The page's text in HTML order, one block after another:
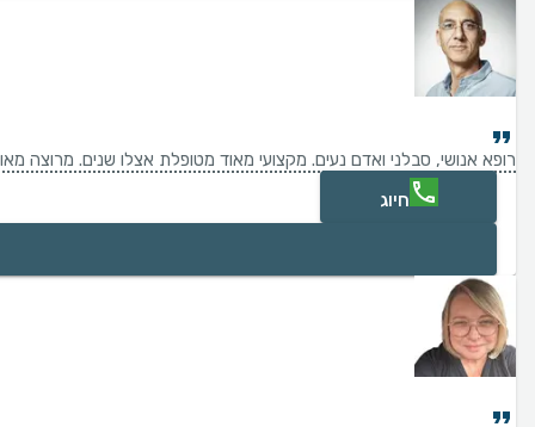
רופא אנושי, סבלני ואדם נעים. מקצועי מאוד מטופלת אצלו שנים. מרוצה
חיוג